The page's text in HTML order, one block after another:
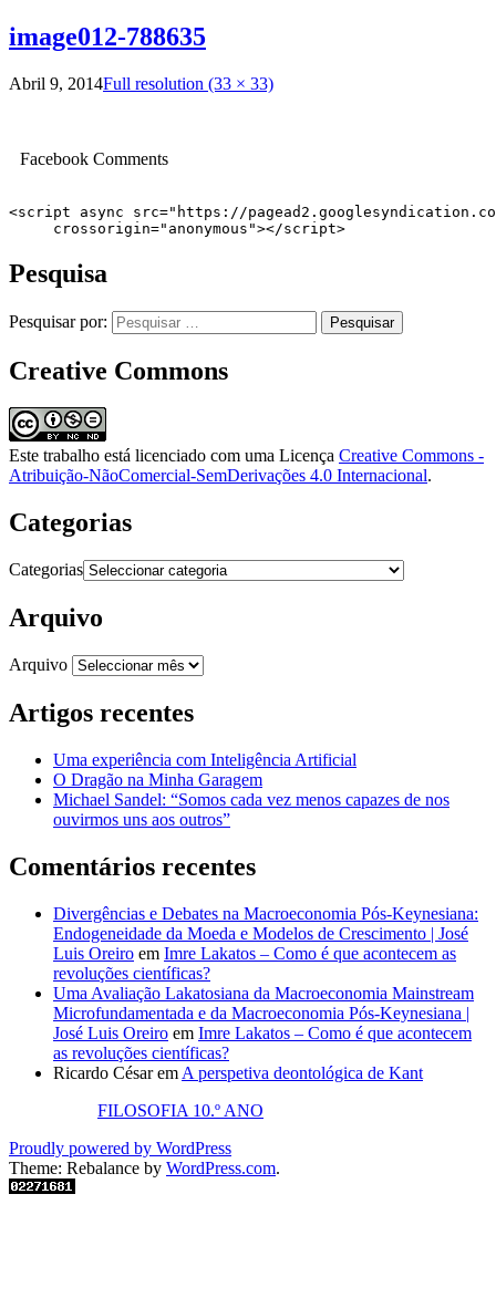
image012-788635
Abril 9, 2014Full resolution (33 × 33)
Facebook Comments
<script async src="https://
     crossorigin="anonymous"></script>
Pesquisa
Pesquisar por:
Creative Commons
Este trabalho está licenciado com uma Licença Creative Commons -
Atribuição-NãoComercial-SemDerivações 4.0 Internacional.
Categorias
Categorias
Arquivo
Arquivo
Artigos recentes
Uma experiência com Inteligência Artificial
O Dragão na Minha Garagem
Michael Sandel: “Somos cada vez menos capazes de nos
ouvirmos uns aos outros”
Comentários recentes
Divergências e Debates na Macroeconomia Pós-Keynesiana:
Endogeneidade da Moeda e Modelos de Crescimento | José
Luis Oreiro em Imre Lakatos – Como é que acontecem as
revoluções científicas?
Uma Avaliação Lakatosiana da Macroeconomia Mainstream
Microfundamentada e da Macroeconomia Pós-Keynesiana |
José Luis Oreiro em Imre Lakatos – Como é que acontecem
as revoluções científicas?
Ricardo Césarem A perspetiva deontológica de Kant
FILOSOFIA 10.º ANO
Proudly powered by WordPress
Theme: Rebalance by WordPress.com.